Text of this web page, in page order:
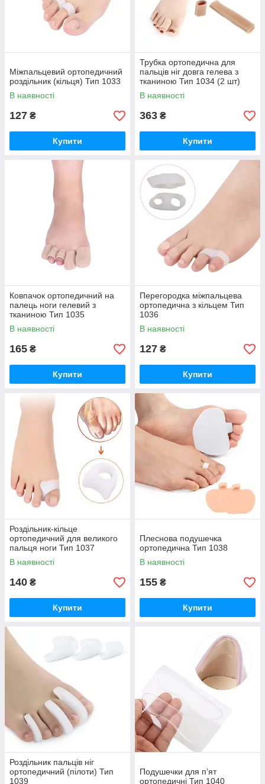
Міжпальцевий ортопедичний
роздільник (кільця) Тип 1033
В наявності
127 ₴
Купити
Трубка ортопедична для
пальців ніг довга гелева з
тканиною Тип 1034 (2 шт)
В наявності
363 ₴
Купити
Ковпачок ортопедичний на
палець ноги гелевий з
тканиною Тип 1035
В наявності
165 ₴
Купити
Перегородка міжпальцева
ортопедична з кільцем Тип
1036
В наявності
127 ₴
Купити
Роздільник-кільце
ортопедичний для великого
пальця ноги Тип 1037
В наявності
140 ₴
Купити
Плеснова подушечка
ортопедична Тип 1038
В наявності
155 ₴
Купити
Роздільник пальців ніг
ортопедичний (пілоти) Тип
1039
Подушечки для п’ят
ортопедичні Тип 1040